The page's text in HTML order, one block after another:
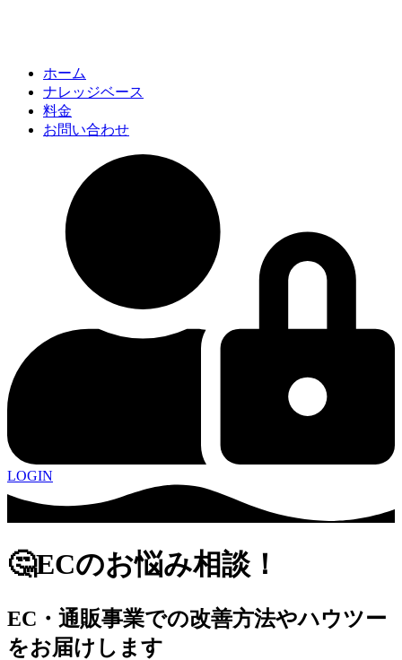
ホーム
ナレッジベース
料金
お問い合わせ
LOGIN
🤔ECのお悩み相談！
EC・通販事業での改善方法やハウツー
をお届けします